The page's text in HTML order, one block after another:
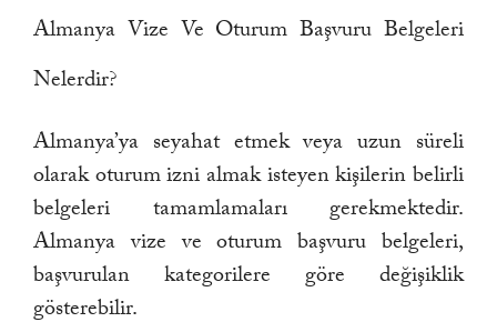
Almanya Vize Ve Oturum Başvuru Belgeleri
Nelerdir?
Almanya’ya seyahat etmek veya uzun süreli
olarak oturum izni almak isteyen kişilerin belirli
belgeleri tamamlamaları gerekmektedir.
Almanya vize ve oturum başvuru belgeleri,
başvurulan kategorilere göre değişiklik
gösterebilir.